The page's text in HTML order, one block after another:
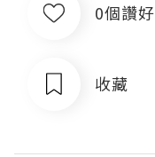
0個讚好
收藏